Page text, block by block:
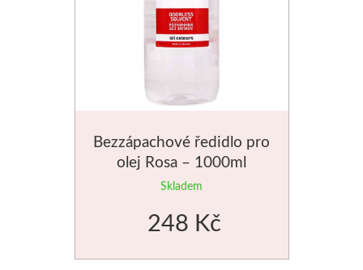
Akvarel
Média
Speedball
Sítotisk
Linoryt
Bezzápachové ředidlo pro
olej Rosa – 1000ml
Skladem
248 Kč